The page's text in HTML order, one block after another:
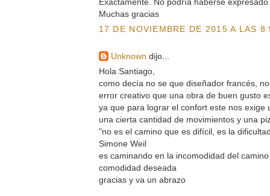
Muchas gracias
17 DE NOVIEMBRE DE 2015 A LAS
Unknown dijo...
Hola Santiago,
como decía no se que diseñador francés,
error creativo que una obra de buen gusto
ya que para lograr el confort este nos exige
una cierta cantidad de movimientos y una
"no es el camino que es difícil, es la
Simone Weil
es caminando en la incomodidad del
comodidad deseada
gracias y va un abrazo